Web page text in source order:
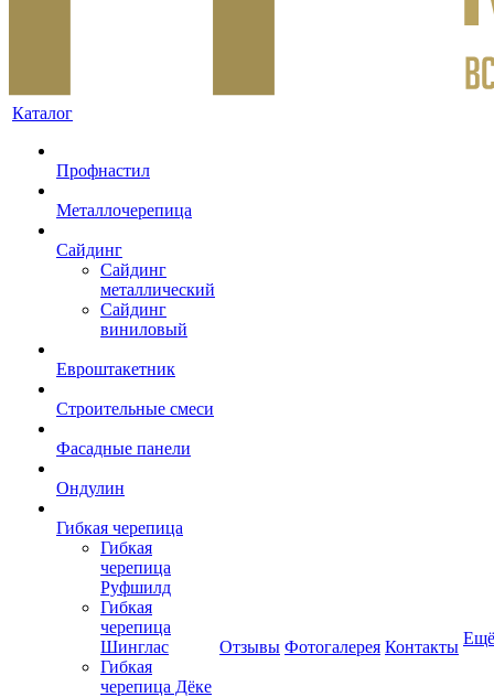
Каталог
Профнастил
Металлочерепица
Сайдинг
Сайдинг
металлический
Сайдинг
виниловый
Евроштакетник
Строительные смеси
Фасадные панели
Ондулин
Гибкая черепица
Гибкая
черепица
Руфшилд
Гибкая
черепица
Шинглас
Гибкая
черепица Дёке
Отзывы Фотогалерея Контакты Ещё